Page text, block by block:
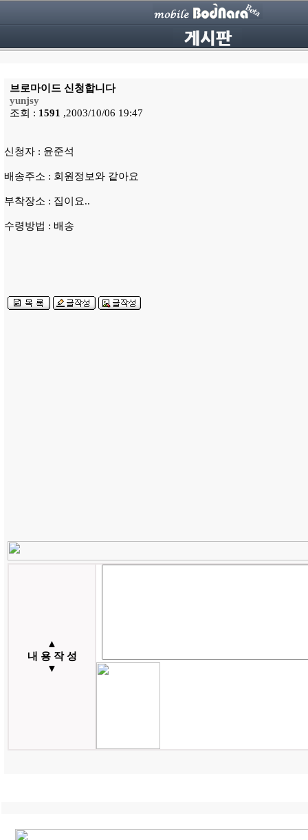
브로마이드 신청합니다
yunjsy
조회 : 1591 ,2003/10/06 19:47
신청자 : 윤준석
배송주소 : 회원정보와 같아요
부착장소 : 집이요..
수령방법 : 배송
▲
내 용 작 성
▼